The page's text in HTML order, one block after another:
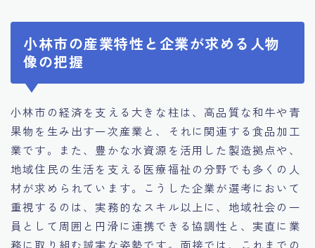
小林市の産業特性と企業が求める人物
像の把握
小林市の経済を支える大きな柱は、高品質な和牛や青
果物を生み出す一次産業と、それに関連する食品加工
業です。また、豊かな水資源を活用した製造拠点や、
地域住民の生活を支える医療福祉の分野でも多くの人
材が求められています。こうした企業が選考において
重視するのは、実務的なスキル以上に、地域社会の一
員として周囲と円滑に連携できる協調性と、実直に業
務に取り組む誠実な姿勢です。面接では、これまでの